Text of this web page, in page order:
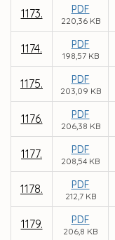
1173. PDF
220,36 KB
1174. PDF
198,57 KB
1175. PDF
203,09 KB
1176. PDF
206,38 KB
1177. PDF
208,54 KB
1178. PDF
212,7 KB
1179. PDF
206,8 KB